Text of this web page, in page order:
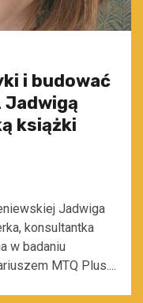
i budować
Jadwigą
książki
Jadwiga
konsultantka
w badaniu
MTQ Plus....